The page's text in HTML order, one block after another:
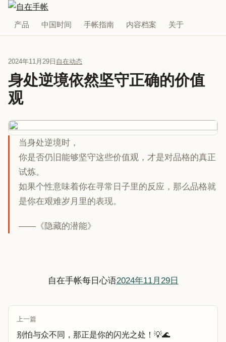
产品 中国时间 手帐指南 内容档案 关于
2024年11月29日 自在动态
身处逆境依然坚守正确的价值
观
当身处逆境时，
你是否仍旧能够坚守这些价值观，才是对品格的真正
试炼。
如果个性意味着你在寻常日子里的反应，那么品格就
是你在艰难岁月里的表现。
——《隐藏的潜能》
自在手帐每日心语2024年11月29日
上一篇
别怕与众不同，那正是你的闪光之处！💡🌊